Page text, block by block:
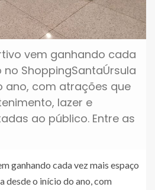
vem ganhando cada
ShoppingSantaÚrsula
ano, com atrações que
lazer e
ao público. Entre as
ganhando cada vez mais espaço
desde o início do ano, com